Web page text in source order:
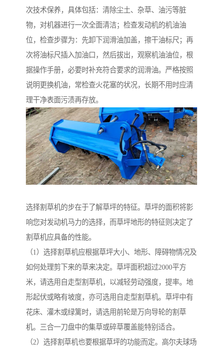
次技术保养，具体包括：清除尘土、杂草、油污等脏
物，对机器进行一次全面清洁；检查发动机的机油油
位，检查步骤为：先卸下润滑油加盖，擦干油标尺；再
次将油标尺插入加油口，然后拔出，观察机油油位，根
据操作手册，必要时补充符合要求的润滑油。严格按照
说明更换机油，常检查火花塞的状况，长期不用时应清
理干净表面污渍再存放。
选择割草机的步在于了解草坪的特征。草坪的面积将影
响您对发动机马力的选择，而草坪地形的特征则决定了
割草机应具备的性能。
（1）选择割草机应根据草坪大小、地形、障碍物情况及
如何处理剪下来的草来决定。草坪面积超过2000平方
米，请选用自走型割草机，以减轻劳动强度，提率。地
形起伏或略有坡度，亦可选用自走型割草机。草坪中有
花床、灌木或绿篱时，请选用前轮是万向导轮的割草
机。三合一刀盘中的集草或碎草覆盖能特别适合。
（2）选择割草机也要根据草坪的功能而定。高尔夫球场